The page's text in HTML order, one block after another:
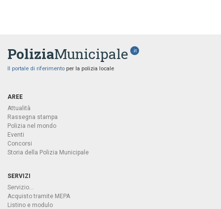
PoliziaMunicipale .it
Il portale di riferimento per la polizia locale
AREE
Attualità
Rassegna stampa
Polizia nel mondo
Eventi
Concorsi
Storia della Polizia Municipale
SERVIZI
Servizio...
Acquisto tramite MEPA
Listino e modulo